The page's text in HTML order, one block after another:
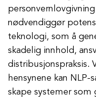
nødvendiggør
teknologi, som å
skadelig innhold,
distribusjonspraksis.
hensynene kan
skape systemer som